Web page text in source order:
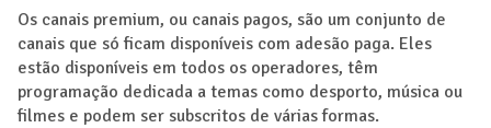
Os canais premium, ou canais pagos, são um conjunto de
canais que só ficam disponíveis com adesão paga. Eles
estão disponíveis em todos os operadores, têm
programação dedicada a temas como desporto, música ou
filmes e podem ser subscritos de várias formas.